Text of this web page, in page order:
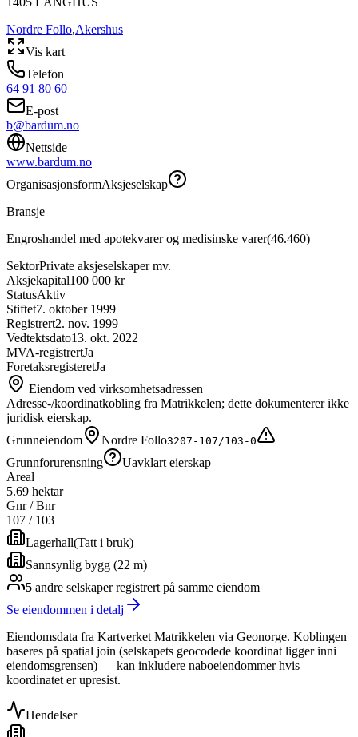
Nordre Follo,Akershus
Vis kart
Telefon
64 91 80 60
E-post
b@bardum.no
Nettside
www.bardum.no
OrganisasjonsformAksjeselskap
Bransje
Engroshandel med apotekvarer og medisinske varer(46.460)
SektorPrivate aksjeselskaper mv.
Aksjekapital100 000 kr
StatusAktiv
Stiftet7. oktober 1999
Registrert2. nov. 1999
Vedtektsdato13. okt. 2022
MVA-registrertJa
ForetaksregisteretJa
Eiendom ved virksomhetsadressen
Adresse-/koordinatkobling fra Matrikkelen; dette dokumenterer ikke
juridisk eierskap.
Grunneiendom
Nordre Follo3207-107/103-0
Grunnforurensning
Uavklart eierskap
Areal
5.69 hektar
Gnr / Bnr
107 / 103
Lagerhall(Tatt i bruk)
Sannsynlig bygg (22 m)
5 andre selskaperregistrert på samme eiendom
Se eiendommen i detalj
Eiendomsdata fra Kartverket Matrikkelen via Geonorge. Koblingen
baseres på spatial join (selskapets geocodede koordinat ligger inni
eiendomsgrensen) — kan inkludere naboeiendommer hvis
koordinatet er upresist.
Hendelser